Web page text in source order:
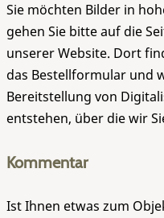
Sie möchten Bilder in
gehen Sie bitte auf die
unserer Website. Dort
das Bestellformular und
Bereitstellung von
entstehen, über die wir
Kommentar
Ist Ihnen etwas zum